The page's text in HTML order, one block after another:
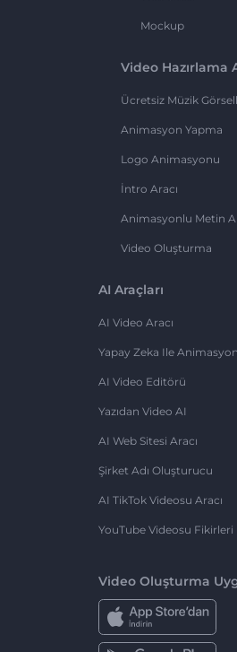
Mockup
Video Hazırlama
Ücretsiz Müzik
Animasyon Yapma
Logo Animasyonu
İntro Aracı
Animasyonlu Metin
Video Oluşturma
AI Araçları
AI Video Aracı
Yapay Zeka Ile
AI Video Editörü
Yazıdan Video AI
AI Web Sitesi Aracı
Şirket Adı Oluşturucu
AI TikTok Videosu Aracı
YouTube Videosu Fikirleri
Video Oluşturma